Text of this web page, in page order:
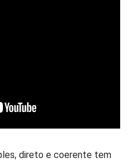
direto e coerente tem